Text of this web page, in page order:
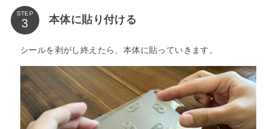
STEP
本体に貼り付ける
シールを剥がし終えたら、本体に貼っていきます。